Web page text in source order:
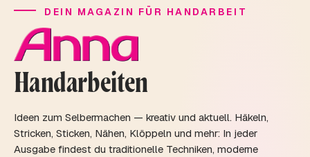
DEIN MAGAZIN FÜR HANDARBEIT
Handarbeiten
Ideen zum Selbermachen — kreativ und aktuell. Häkeln,
Stricken, Sticken, Nähen, Klöppeln und mehr: In jeder
Ausgabe findest du traditionelle Techniken, moderne